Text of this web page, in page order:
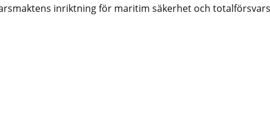
inriktning för maritim säkerhet och